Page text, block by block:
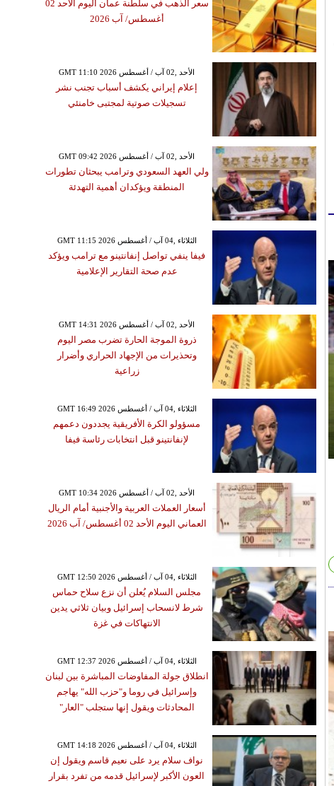
سعر الذهب في سلطنة عمان اليوم الأحد 02
أغسطس/ آب 2026
GMT 11:10 2026 الأحد ,02 آب / أغسطس
إعلام إيراني يكشف أسباب تجنب نشر
تسجيلات صوتية لمجتبى خامنئي
GMT 09:42 2026 الأحد ,02 آب / أغسطس
ولي العهد السعودي وترامب يبحثان تطورات
المنطقة ويؤكدان أهمية التهدئة
GMT 11:15 2026 الثلاثاء ,04 آب / أغسطس
فيفا ينفي تواصل إنفانتينو مع ترامب ويؤكد
عدم صحة التقارير الإعلامية
GMT 14:31 2026 الأحد ,02 آب / أغسطس
ذروة الموجة الحارة تضرب مصر اليوم
وتحذيرات من الإجهاد الحراري وأضرار
زراعية
GMT 16:49 2026 الثلاثاء ,04 آب / أغسطس
مسؤولو الكرة الأفريقية يجددون دعمهم
لإنفانتينو قبل انتخابات رئاسة فيفا
GMT 10:34 2026 الأحد ,02 آب / أغسطس
أسعار العملات العربية والأجنبية أمام الريال
العماني اليوم الأحد 02 أغسطس/ آب 2026
GMT 12:50 2026 الثلاثاء ,04 آب / أغسطس
مجلس السلام يُعلن أن نزع سلاح حماس
شرط لانسحاب إسرائيل وبيان ثلاثي يدين
الانتهاكات في غزة
GMT 12:37 2026 الثلاثاء ,04 آب / أغسطس
انطلاق جولة المفاوضات المباشرة بين لبنان
وإسرائيل في روما و"حزب الله" يهاجم
المحادثات ويقول إنها ستجلب "العار"
GMT 14:18 2026 الثلاثاء ,04 آب / أغسطس
نواف سلام يرد على نعيم قاسم ويقول إن
العون الأكبر لإسرائيل قدمه من تفرد بقرار